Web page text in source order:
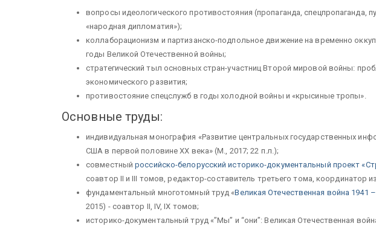
вопросы идеологического противостояния (пропаганда, спецпропаганда,
«народная дипломатия»);
коллаборационизм и партизанско-подпольное движение на временно
годы Великой Отечественной войны;
стратегический тыл основных стран-участниц Второй мировой войны:
экономического развития;
противостояние спецслужб в годы холодной войны и «крысиные тропы».
Основные труды:
индивидуальная монография «Развитие центральных государственных
США в первой половине ХХ века» (М., 2017; 22 п.л.);
совместныйроссийско-белорусский историко-документальный проект
соавтор II и III томов, редактор-составитель третьего тома, координатор
фундаментальный многотомный труд «Великая Отечественная война 1941
2015) - соавтор II, IV, IX томов;
историко-документальный труд «”Мы” и “они”: Великая Отечественная